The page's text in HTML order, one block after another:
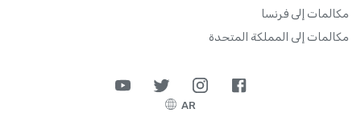
مكالمات إلى فرنسا
مكالمات إلى المملكة المتحدة
AR